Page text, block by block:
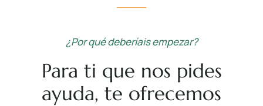
¿Por qué deberíais empezar?
Para ti que nos pides
ayuda, te ofrecemos